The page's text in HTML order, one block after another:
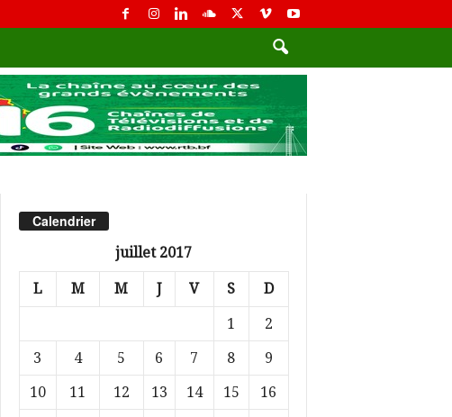
Calendrier
juillet 2017
L M M J V S D
1
2
3
4 5 6 7 8
9
10
11 12 13 14 15
16